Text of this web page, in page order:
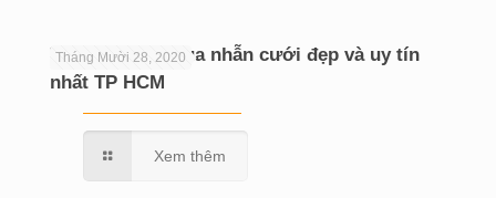
Tháng Mười 28, 2020
Top 8 địa chỉ mua nhẫn cưới đẹp và uy tín
nhất TP HCM
Xem thêm